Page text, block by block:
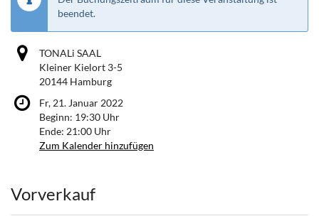
beendet.
TONALi SAAL
Kleiner Kielort 3-5
20144 Hamburg
Fr, 21. Januar 2022
Beginn: 19:30 Uhr
Ende: 21:00 Uhr
Zum Kalender hinzufügen
Produkte
Vorverkauf